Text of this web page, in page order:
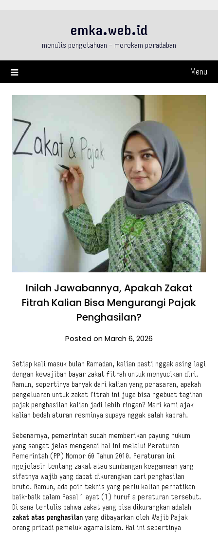
emka.web.id
menulis pengetahuan – merekam peradaban
Menu
Inilah Jawabannya, Apakah Zakat
Fitrah Kalian Bisa Mengurangi Pajak
Penghasilan?
Posted on March 6, 2026
Setiap kali masuk bulan Ramadan, kalian pasti nggak asing lagi
dengan kewajiban bayar zakat fitrah untuk menyucikan diri.
Namun, sepertinya banyak dari kalian yang penasaran, apakah
pengeluaran untuk zakat fitrah ini juga bisa ngebuat tagihan
pajak penghasilan kalian jadi lebih ringan? Mari kami ajak
kalian bedah aturan resminya supaya nggak salah kaprah.
Sebenarnya, pemerintah sudah memberikan payung hukum
yang sangat jelas mengenai hal ini melalui Peraturan
Pemerintah (PP) Nomor 60 Tahun 2010. Peraturan ini
ngejelasin tentang zakat atau sumbangan keagamaan yang
sifatnya wajib yang dapat dikurangkan dari penghasilan
bruto. Namun, ada poin teknis yang perlu kalian perhatikan
baik-baik dalam Pasal 1 ayat (1) huruf a peraturan tersebut.
Di sana tertulis bahwa zakat yang bisa dikurangkan adalah
zakat atas penghasilan yang dibayarkan oleh Wajib Pajak
orang pribadi pemeluk agama Islam. Hal ini sepertinya